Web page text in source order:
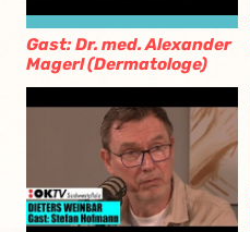
Gast: Dr. med. Alexander
Magerl (Dermatologe)